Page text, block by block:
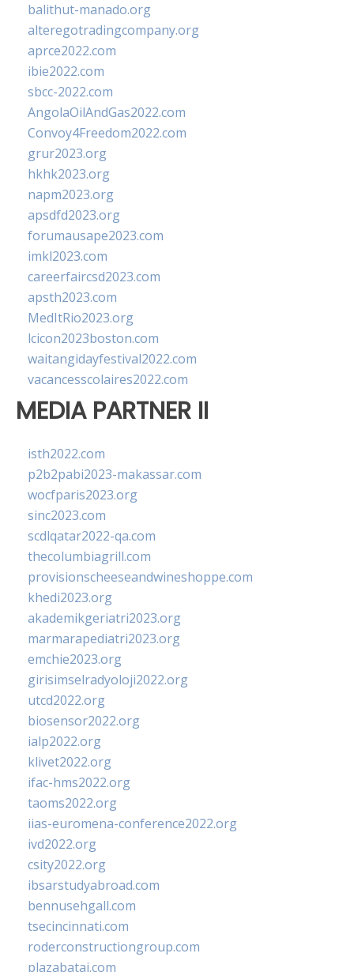
balithut-manado.org
alteregotradingcompany.org
aprce2022.com
ibie2022.com
sbcc-2022.com
AngolaOilAndGas2022.com
Convoy4Freedom2022.com
grur2023.org
hkhk2023.org
napm2023.org
apsdfd2023.org
forumausape2023.com
imkl2023.com
careerfaircsd2023.com
apsth2023.com
MedItRio2023.org
lcicon2023boston.com
waitangidayfestival2022.com
vacancesscolaires2022.com
MEDIA PARTNER II
isth2022.com
p2b2pabi2023-makassar.com
wocfparis2023.org
sinc2023.com
scdlqatar2022-qa.com
thecolumbiagrill.com
provisionscheeseandwineshoppe.com
khedi2023.org
akademikgeriatri2023.org
marmarapediatri2023.org
emchie2023.org
girisimselradyoloji2022.org
utcd2022.org
biosensor2022.org
ialp2022.org
klivet2022.org
ifac-hms2022.org
taoms2022.org
iias-euromena-conference2022.org
ivd2022.org
csity2022.org
ibsarstudyabroad.com
bennusehgall.com
tsecincinnati.com
roderconstructiongroup.com
plazabatai.com